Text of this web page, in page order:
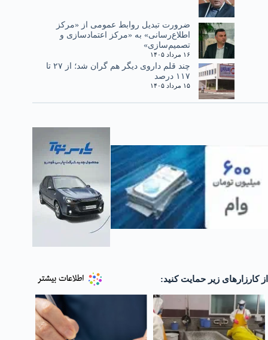
ضرورت تبدیل روابط عمومی از «مرکز
اطلاع‌رسانی» به «مرکز اعتمادسازی و
تصمیم‌سازی»
۱۶ مرداد ۱۴۰۵
چند قلم داروی دیگر هم گران شد؛ از ۲۷ تا
۱۱۷ درصد
۱۵ مرداد ۱۴۰۵
از کارزارهای زیر حمایت کنید: